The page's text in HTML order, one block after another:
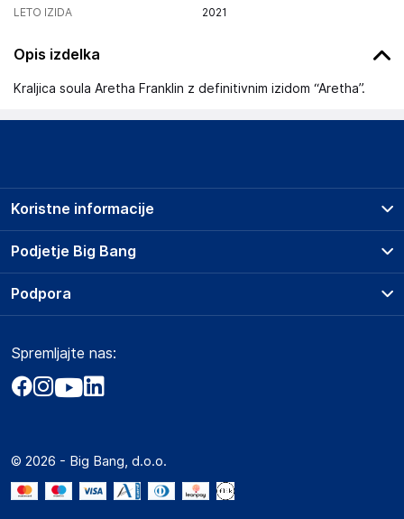
LETO IZIDA 2021
Opis izdelka
Kraljica soula Aretha Franklin z definitivnim izidom “Aretha”.
Podjetje Big Bang
O podjetju
Obvestila za javnost
Akt o digitalnih storitvah
Marketplace za partnerje
Novosti
Koristne informacije
Prodajna mesta
Storitve
Dostava, vnos in odvoz
Zavarovanje izdelkov
Podpora
Marketplace
Kako oddati naročilo?
Spremljajte nas:
© 2026 - Big Bang, d.o.o.